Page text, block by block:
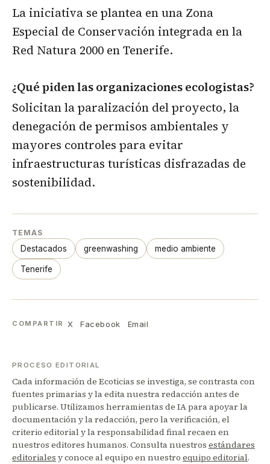
La iniciativa se plantea en una Zona
Especial de Conservación integrada en la
Red Natura 2000 en Tenerife.
¿Qué piden las organizaciones ecologistas?
Solicitan la paralización del proyecto, la
denegación de permisos ambientales y
mayores controles para evitar
infraestructuras turísticas disfrazadas de
sostenibilidad.
TEMAS
Destacados greenwashing medio ambiente
Tenerife
COMPARTIR X Facebook Email
PROCESO EDITORIAL
Cada información de Ecoticias se investiga, se contrasta con
fuentes primarias y la edita nuestra redacción antes de
publicarse. Utilizamos herramientas de IA para apoyar la
documentación y la redacción, pero la verificación, el
criterio editorial y la responsabilidad final recaen en
nuestros editores humanos. Consulta nuestros estándares
editoriales y conoce al equipo en nuestro equipo editorial.